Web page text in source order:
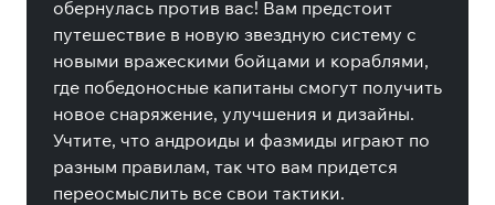
обернулась против вас! Вам предстоит
путешествие в новую звездную систему с
новыми вражескими бойцами и кораблями,
где победоносные капитаны смогут получить
новое снаряжение, улучшения и дизайны.
Учтите, что андроиды и фазмиды играют по
разным правилам, так что вам придется
переосмыслить все свои тактики.